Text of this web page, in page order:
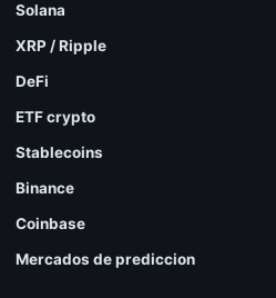
Solana
XRP / Ripple
DeFi
ETF crypto
Stablecoins
Binance
Coinbase
Mercados de prediccion